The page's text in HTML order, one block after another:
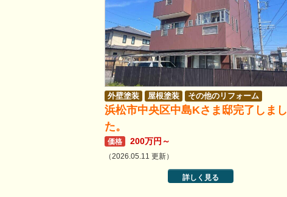
浜松市中央区中島Kさま邸完了しまし
た。
価格 200万円～
（2026.05.11 更新）
詳しく見る
外壁塗装 屋根塗装 その他のリフォーム